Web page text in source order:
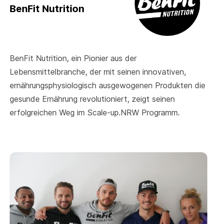
BenFit Nutrition
BenFit Nutrition, ein Pionier aus der
Lebensmittelbranche, der mit seinen innovativen,
ernährungsphysiologisch ausgewogenen Produkten die
gesunde Ernährung revolutioniert, zeigt seinen
erfolgreichen Weg im Scale-up.NRW Programm.